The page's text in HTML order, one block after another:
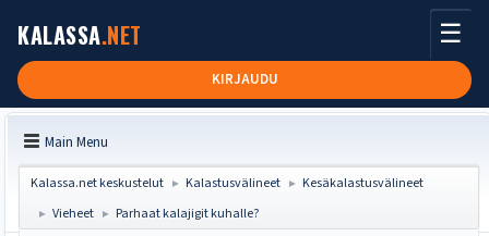
KALASSA.NET
KIRJAUDU
☰
Main Menu
Kalassa.net keskustelut ► Kalastusvälineet ► Kesäkalastusvälineet
► Vieheet ► Parhaat kalajigit kuhalle?